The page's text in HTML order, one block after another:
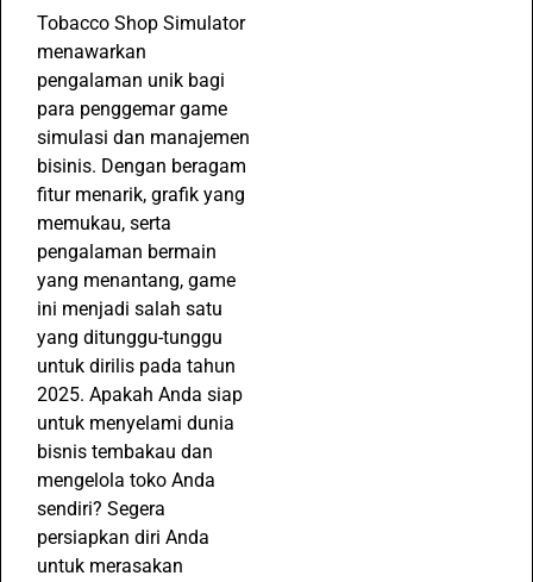
Tobacco Shop Simulator
menawarkan
pengalaman unik bagi
para penggemar game
simulasi dan manajemen
bisinis. Dengan beragam
fitur menarik, grafik yang
memukau, serta
pengalaman bermain
yang menantang, game
ini menjadi salah satu
yang ditunggu-tunggu
untuk dirilis pada tahun
2025. Apakah Anda siap
untuk menyelami dunia
bisnis tembakau dan
mengelola toko Anda
sendiri? Segera
persiapkan diri Anda
untuk merasakan